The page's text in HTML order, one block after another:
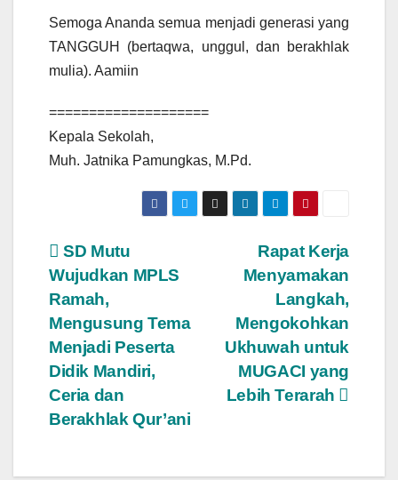
Semoga Ananda semua menjadi generasi yang
TANGGUH (bertaqwa, unggul, dan berakhlak
mulia). Aamiin
====================
Kepala Sekolah,
Muh. Jatnika Pamungkas, M.Pd.
Post
navigation
Rapat Kerja
Menyamakan
Langkah,
Mengokohkan
Ukhuwah untuk
MUGACI yang
Lebih Terarah
SD Mutu
Wujudkan MPLS
Ramah,
Mengusung Tema
Menjadi Peserta
Didik Mandiri,
Ceria dan
Berakhlak Qur’ani